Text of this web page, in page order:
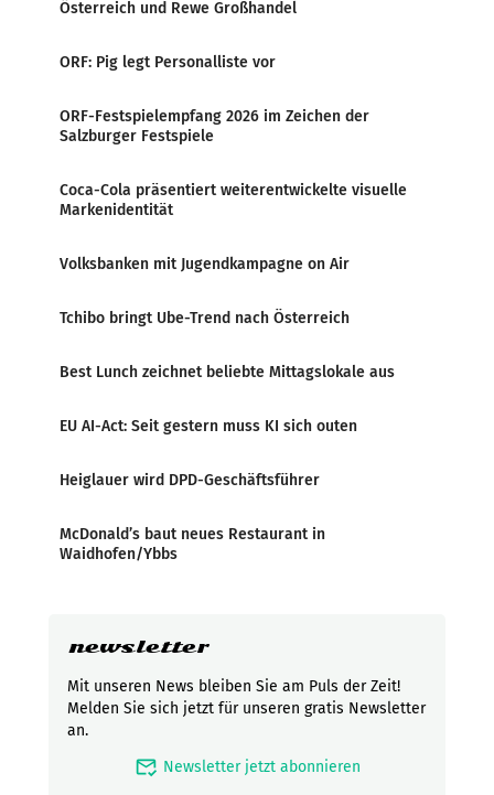
Österreich und Rewe Großhandel
ORF: Pig legt Personalliste vor
ORF-Festspielempfang 2026 im Zeichen der
Salzburger Festspiele
Coca-Cola präsentiert weiterentwickelte visuelle
Markenidentität
Volksbanken mit Jugendkampagne on Air
Tchibo bringt Ube-Trend nach Österreich
Best Lunch zeichnet beliebte Mittagslokale aus
EU AI-Act: Seit gestern muss KI sich outen
Heiglauer wird DPD-Geschäftsführer
McDonald’s baut neues Restaurant in
Waidhofen/Ybbs
newsletter
Mit unseren News bleiben Sie am Puls der Zeit!
Melden Sie sich jetzt für unseren gratis Newsletter
an.
mark_email_read Newsletter jetzt abonnieren